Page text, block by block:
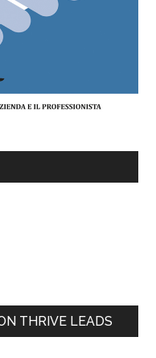
THRIVE LEADS